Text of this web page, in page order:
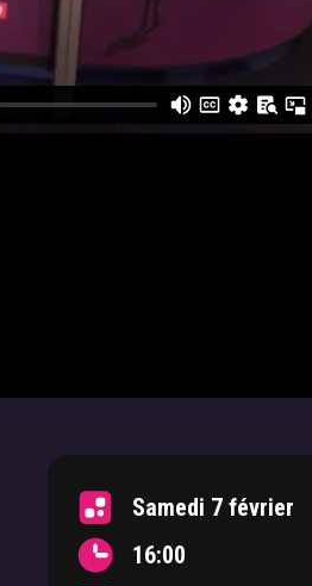
Samedi 7 février
16:00